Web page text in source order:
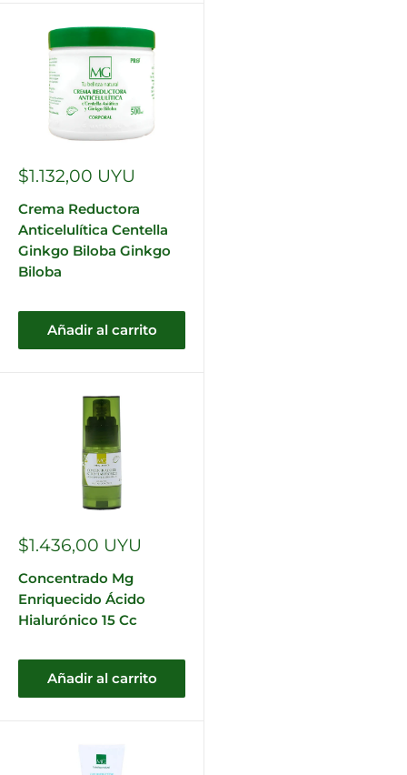
Precio
venta
$1.132,00 UYU
Crema Reductora
Anticelulítica Centella
Ginkgo Biloba Ginkgo
Biloba
Añadir al carrito
Precio
venta
$1.436,00 UYU
Concentrado Mg
Enriquecido Ácido
Hialurónico 15 Cc
Añadir al carrito